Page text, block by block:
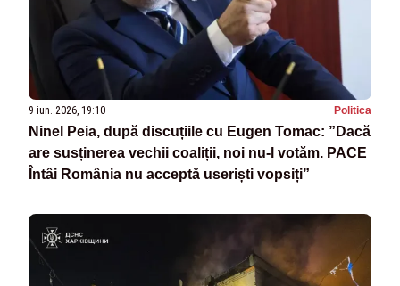
9 iun. 2026, 19:10 Politica
Ninel Peia, după discuțiile cu Eugen Tomac: ”Dacă
are susținerea vechii coaliții, noi nu-l votăm. PACE
Întâi România nu acceptă useriști vopsiți”